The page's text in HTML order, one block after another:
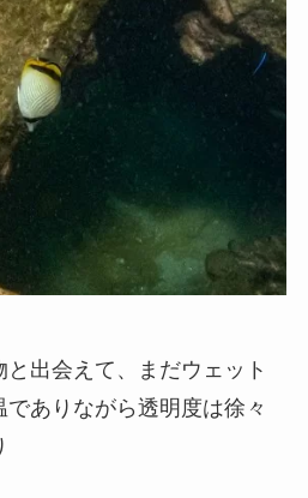
出会えて、まだウェット
ありながら透明度は徐々